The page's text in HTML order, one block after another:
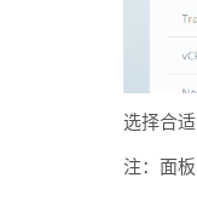
选择合
注：面